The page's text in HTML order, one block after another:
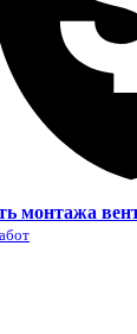
монтажа